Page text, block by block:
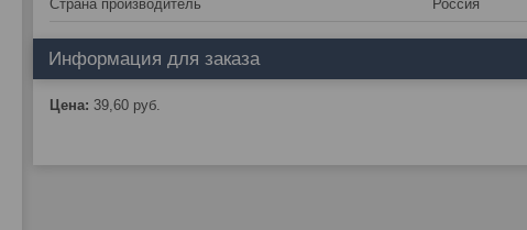
Страна производитель Россия
Информация для заказа
Цена: 39,60 руб.